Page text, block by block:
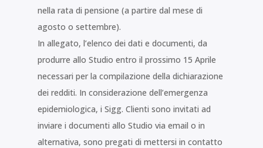
nella rata di pensione (a partire dal mese di
agosto o settembre).
In allegato, l’elenco dei dati e documenti, da
produrre allo Studio entro il prossimo 15 Aprile
necessari per la compilazione della dichiarazione
dei redditi. In considerazione dell’emergenza
epidemiologica, i Sigg. Clienti sono invitati ad
inviare i documenti allo Studio via email o in
alternativa, sono pregati di mettersi in contatto